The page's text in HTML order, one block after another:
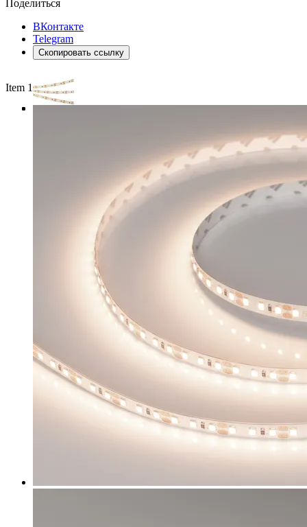
Поделиться
ВКонтакте
Telegram
Скопировать ссылку
Item 1 of 4